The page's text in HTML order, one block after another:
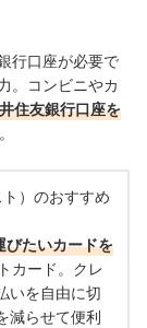
行口座が必要で
。コンビニやカ
住友銀行口座を
）のおすすめ
びたいカードを
カード。クレ
いを自由に切
減らせて便利